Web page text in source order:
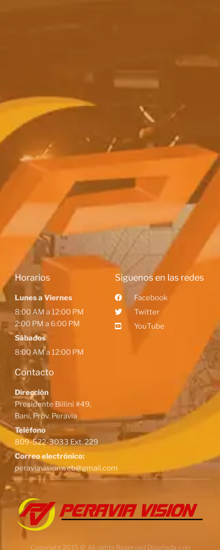
Horarios
Lunes a Viernes
8:00 AM a 12:00 PM
2:00 PM a 6:00 PM
Sábados
8:00 AM a 12:00 PM
Contacto
Dirección
Presidente Billini #49,
Baní, Prov. Peravia
Teléfono
809-522-3033 Ext. 229
Correo electrónico:
peraviavisionweb@gmail.com
Siguenos en las redes
Facebook
Twitter
YouTube
Copyright 2015 © All rights Reserved Diseñada con